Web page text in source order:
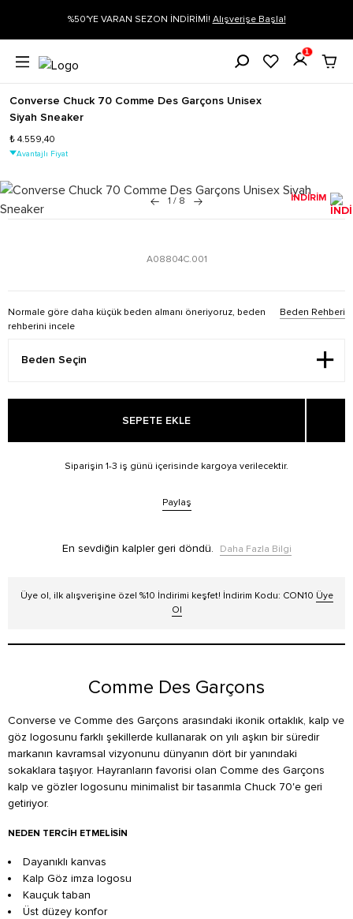
SEZON İNDİRİMİ!Alışverişe Başla! Siparişin 1-3 iş günü
1
Converse Chuck 70 Comme Des Garçons Unisex
Siyah Sneaker
₺ 4.559,40
Avantajlı Fiyat
1 / 8 İNDİRİM
A08804C.001
Normale göre daha küçük beden almanı öneriyoruz, beden
rehberini incele
Beden Rehberi
SEPETE EKLE
Siparişin 1-3 iş günü içerisinde kargoya verilecektir.
Paylaş
En sevdiğin kalpler geri döndü. Daha Fazla Bilgi
Üye ol, ilk alışverişine özel %10 İndirimi keşfet! İndirim Kodu: CON10 Üye
Ol
Comme Des Garçons
Converse ve Comme des Garçons arasındaki ikonik ortaklık, kalp ve
göz logosunu farklı şekillerde kullanarak on yılı aşkın bir süredir
markanın kavramsal vizyonunu dünyanın dört bir yanındaki
sokaklara taşıyor. Hayranların favorisi olan Comme des Garçons
kalp ve gözler logosunu minimalist bir tasarımla Chuck 70'e geri
getiriyor.
NEDEN TERCIH ETMELISIN
Dayanıklı kanvas
Kalp Göz imza logosu
Kauçuk taban
Üst düzey konfor